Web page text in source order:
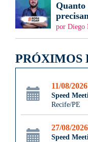
Quanto
por Diego
PRÓXIMOS
11/08/
Speed
Recife/PE
27/08/
Speed